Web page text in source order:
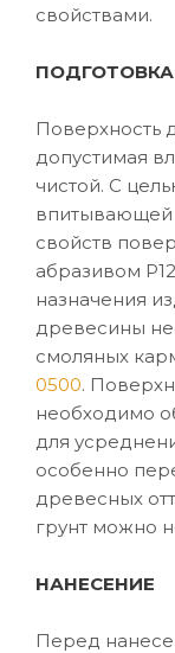
свойствами.
Поверхность
допустимая
чистой. С
впитывающей
свойств
абразивом
назначения
древесины
смоляных
0500.
необходимо
для
особенно
древесных
грунт можно
НАНЕСЕНИЕ
Перед